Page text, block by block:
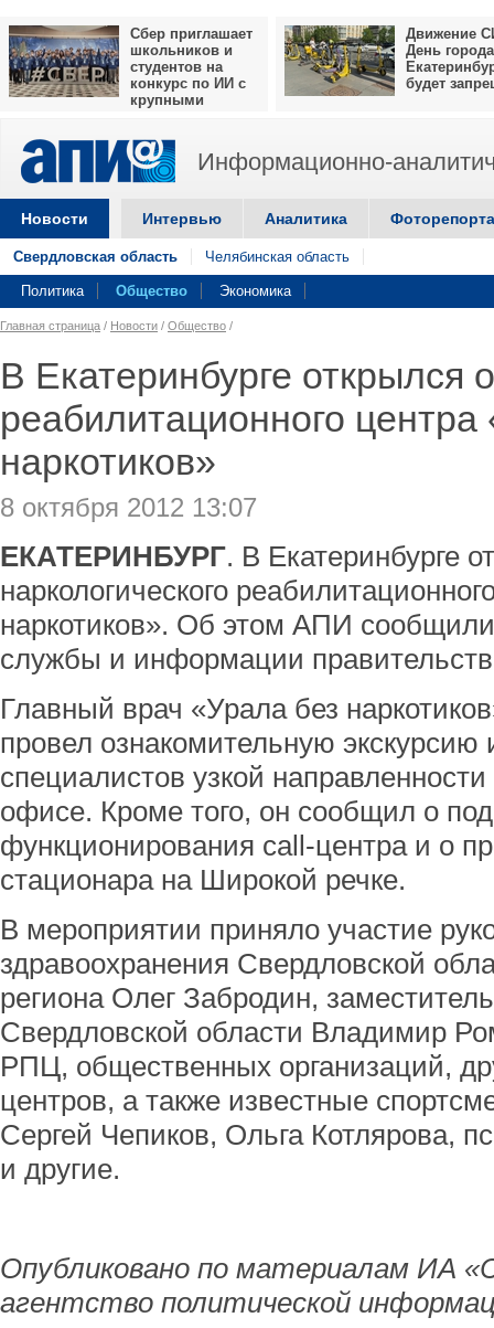
Сбер приглашает
школьников и
студентов на
конкурс по ИИ с
крупными
Движение
День города
будет
Информационно-
Новости Интервью Аналитика
Свердловская область Челябинская область
Политика Общество Экономика
Главная страница / Новости / Общество /
В Екатеринбурге открылся
реабилитационного центра
наркотиков»
8 октября 2012 13:07
ЕКАТЕРИНБУРГ. В Екатеринбурге
наркологического
наркотиков». Об этом АПИ
службы и информации
Главный врач «Урала без
провел ознакомительную экскурсию
специалистов узкой
офисе. Кроме того, он сообщил о
функционирования call-центра и о
стационара на Широкой речке.
В мероприятии приняло участие
здравоохранения Свердловской
региона Олег Забродин,
Свердловской области Владимир
РПЦ, общественных организаций,
центров, а также известные
Сергей Чепиков, Ольга Котлярова,
и другие.
Опубликовано по материалам ИА
агентство политической